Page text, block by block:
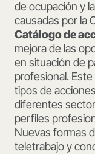
de ocupación y
causadas por la
Catálogo de
mejora de las
en situación de
profesional.
tipos de
diferentes
perfiles
Nuevas formas
teletrabajo y